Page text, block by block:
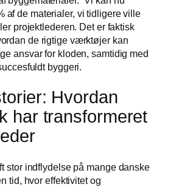
af de materialer, vi tidligere ville
projektlederen. Det er faktisk
de rigtige værktøjer kan
ansvar for kloden, samtidig med
byggeri.
Hvordan
har transformeret
stor indflydelse på mange danske
tid, hvor effektivitet og